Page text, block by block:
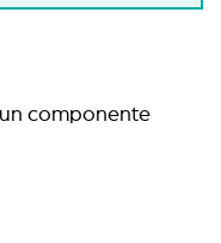
componente